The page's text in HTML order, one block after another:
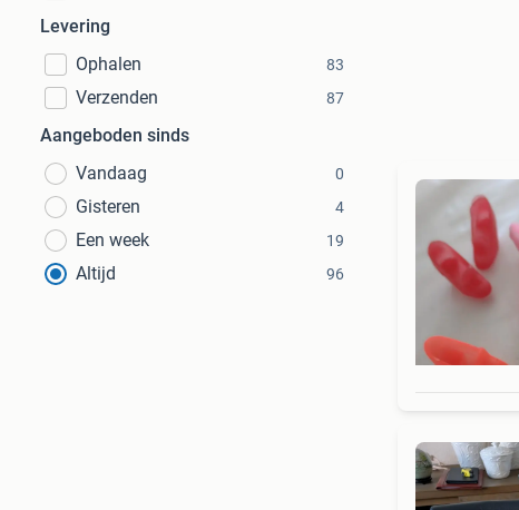
Levering
Ophalen
83
Verzenden 87
Aangeboden sinds
Vandaag
0
Gisteren 4
Een week 19
Altijd 96